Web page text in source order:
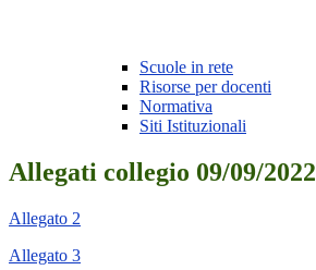
Scuole in rete
Risorse per docenti
Normativa
Siti Istituzionali
Allegati collegio 09/09/2022
Allegato 2
Allegato 3